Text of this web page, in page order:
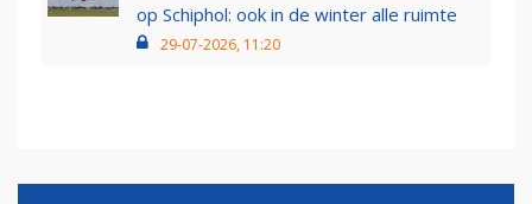
op Schiphol: ook in de winter alle ruimte
29-07-2026, 11:20